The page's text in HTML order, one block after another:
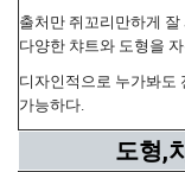
출처만 쥐꼬리만하게
다양한 챠트와 도형을
디자인적으로 누가봐도
가능하다.
도형,